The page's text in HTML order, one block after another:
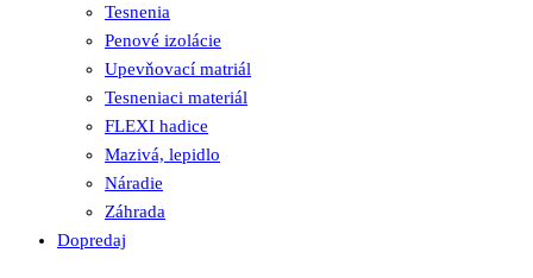
Tesnenia
Penové izolácie
Upevňovací matriál
Tesneniaci materiál
FLEXI hadice
Mazivá, lepidlo
Náradie
Záhrada
Dopredaj